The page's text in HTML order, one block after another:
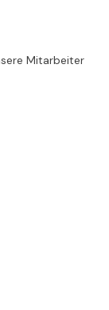
Mitarbeiter